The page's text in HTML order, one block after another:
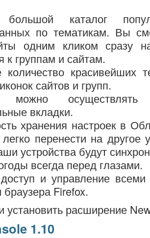
каталог
по тематикам. Вы
одним кликом сразу
к группам и сайтам.
количество красивейших
сайтов и групп.
вкладки.
хранения настроек в
перенести на другое
устройства будут
всегда перед глазами.
и управление
Firefox.
установить расширение
1.10